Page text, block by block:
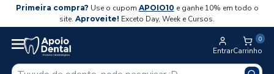
Primeira compra? Use o cupom APOIO10 e ganhe 10% em todo o
site. Aproveite! Exceto Day, Week e Cursos.
Entrar
0
Carrinho